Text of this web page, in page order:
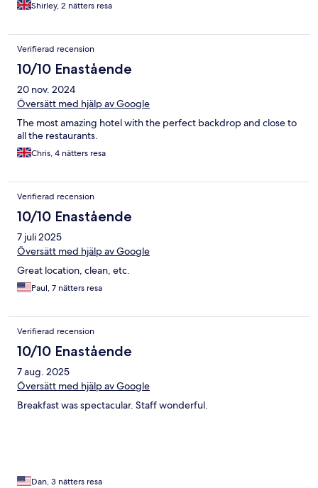
Shirley, 2 nätters resa
Verifierad recension
10/10 Enastående
20 nov. 2024
Översätt med hjälp av Google
The most amazing hotel with the perfect backdrop and close to
all the restaurants.
Chris, 4 nätters resa
Verifierad recension
10/10 Enastående
7 juli 2025
Översätt med hjälp av Google
Great location, clean, etc.
Paul, 7 nätters resa
Verifierad recension
10/10 Enastående
7 aug. 2025
Översätt med hjälp av Google
Breakfast was spectacular. Staff wonderful.
Dan, 3 nätters resa